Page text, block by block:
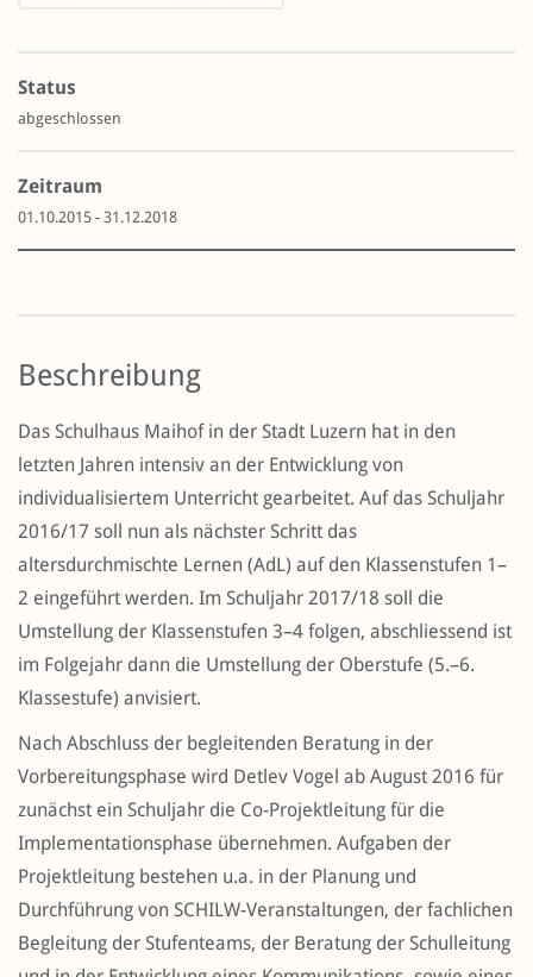
Status
abgeschlossen
Zeitraum
01.10.2015 - 31.12.2018
Beschreibung
Das Schulhaus Maihof in der Stadt Luzern hat in den
letzten Jahren intensiv an der Entwicklung von
individualisiertem Unterricht gearbeitet. Auf das Schuljahr
2016/17 soll nun als nächster Schritt das
altersdurchmischte Lernen (AdL) auf den Klassenstufen 1–
2 eingeführt werden. Im Schuljahr 2017/18 soll die
Umstellung der Klassenstufen 3–4 folgen, abschliessend ist
im Folgejahr dann die Umstellung der Oberstufe (5.–6.
Klassestufe) anvisiert.
Nach Abschluss der begleitenden Beratung in der
Vorbereitungsphase wird Detlev Vogel ab August 2016 für
zunächst ein Schuljahr die Co-Projektleitung für die
Implementationsphase übernehmen. Aufgaben der
Projektleitung bestehen u.a. in der Planung und
Durchführung von SCHILW-Veranstaltungen, der fachlichen
Begleitung der Stufenteams, der Beratung der Schulleitung